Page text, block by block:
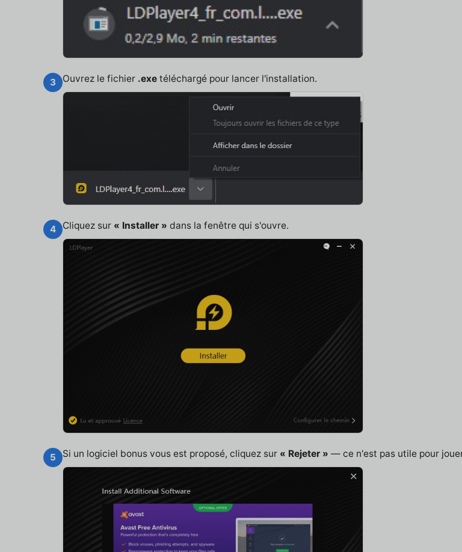
3 Ouvrez le fichier .exe téléchargé pour lancer l'installation.
4 Cliquez sur « Installer » dans la fenêtre qui s'ouvre.
5 Si un logiciel bonus vous est proposé, cliquez sur « Rejeter » — ce n'est pas utile pour